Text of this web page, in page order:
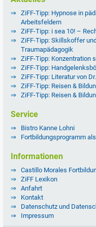
ZiFF-Tipp: Hypnose in
Arbeitsfeldern
ZiFF-Tipp: i sea 10! –
ZiFF-Tipp: Skillskoffer
Traumapädagogik
ZiFF-Tipp: Konzentration
ZiFF-Tipp:
ZiFF-Tipp: Literatur von
ZiFF-Tipp: Reisen &
ZiFF-Tipp: Reisen &
Service
Bistro Kanne Lohni
Fortbildungsprogramm
Informationen
Castillo Morales
ZiFF Lexikon
Anfahrt
Kontakt
Datenschutz und
Impressum